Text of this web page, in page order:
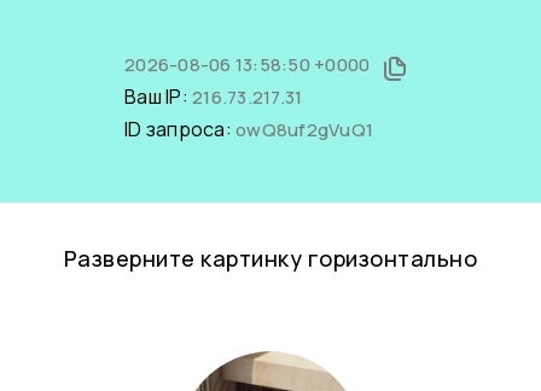
2026-08-06 13:58:50 +0000
Ваш IP: 216.73.217.31
ID запроса: owQ8uf2gVuQ1
Разверните картинку горизонтально